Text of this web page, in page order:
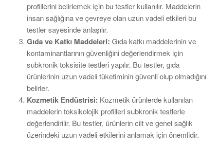
profillerini belirlemek için bu testler kullanılır. Maddelerin
insan sağlığına ve çevreye olan uzun vadeli etkileri bu
testler sayesinde anlaşılır.
Gıda ve Katkı Maddeleri: Gıda katkı maddelerinin ve
kontaminantlarının güvenliğini değerlendirmek için
subkronik toksisite testleri yapılır. Bu testler, gıda
ürünlerinin uzun vadeli tüketiminin güvenli olup olmadığını
belirler.
Kozmetik Endüstrisi: Kozmetik ürünlerde kullanılan
maddelerin toksikolojik profilleri subkronik testlerle
değerlendirilir. Bu testler, ürünlerin cilt ve genel sağlık
üzerindeki uzun vadeli etkilerini anlamak için önemlidir.